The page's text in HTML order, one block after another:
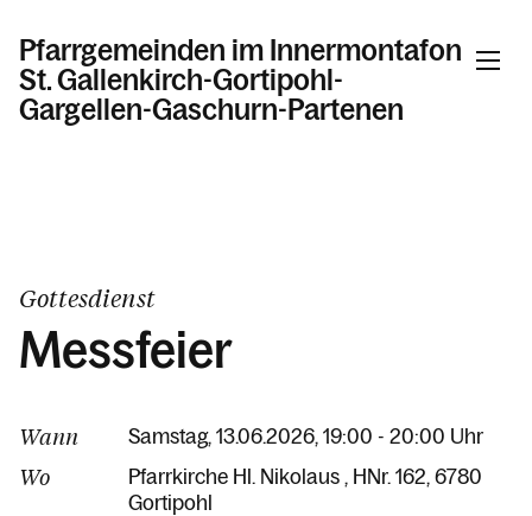
Pfarrgemeinden im Innermontafon
St. Gallenkirch-Gortipohl-
Gargellen-Gaschurn-Partenen
Kalender
Kontakt
Gottesdienst
Messfeier
Wann Samstag, 13.06.2026, 19:00 - 20:00 Uhr
Wo Pfarrkirche Hl. Nikolaus HNr. 162 6780
Gortipohl